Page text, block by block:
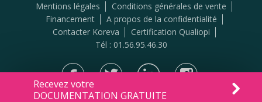
Mentions légales
Conditions générales de vente
Financement
A propos de la confidentialité
Contacter Koreva
Certification Qualiopi
Tél : 01.56.95.46.30
Recevez votre
DOCUMENTATION GRATUITE